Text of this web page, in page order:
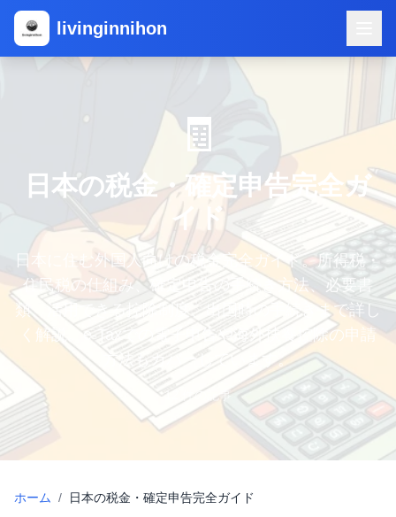
livinginnihon
🧾
日本の税金・確定申告完全ガ
イド
日本に住む外国人向けの税金完全ガイド。所得税・
住民税の仕組み、確定申告の手続き方法、必要書
類、活用できる控除制度、出国時の手続きまで詳し
く解説。e-Taxでの電子申告や海外扶養控除の申請
方法もカバーしています。
12 件の記事
ホーム / 日本の税金・確定申告完全ガイド